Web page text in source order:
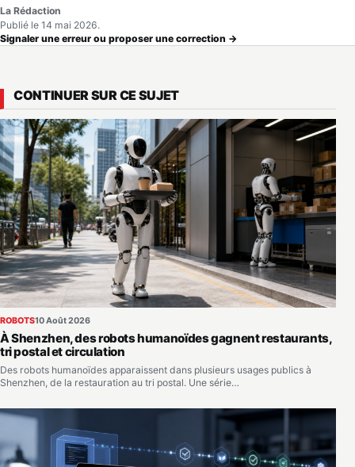
La Rédaction
Publié le 14 mai 2026.
Signaler une erreur ou proposer une correction →
CONTINUER SUR CE SUJET
ROBOTS10 Août 2026
À Shenzhen, des robots humanoïdes gagnent restaurants,
tri postal et circulation
Des robots humanoïdes apparaissent dans plusieurs usages publics à
Shenzhen, de la restauration au tri postal. Une série…